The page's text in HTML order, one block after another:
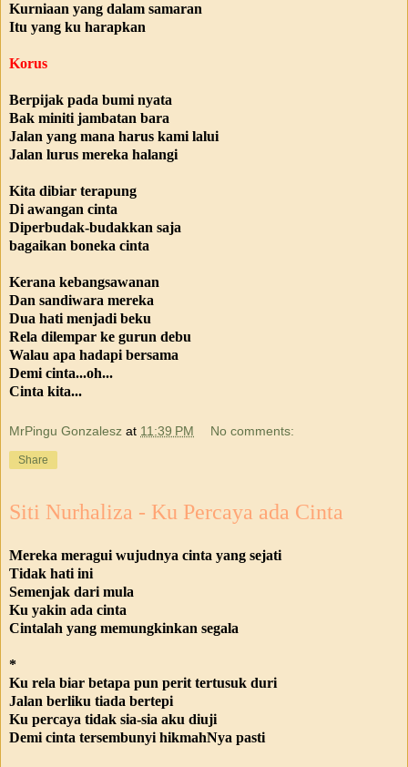
Kurniaan yang dalam samaran
Itu yang ku harapkan
Korus
Berpijak pada bumi nyata
Bak miniti jambatan bara
Jalan yang mana harus kami lalui
Jalan lurus mereka halangi
Kita dibiar terapung
Di awangan cinta
Diperbudak-budakkan saja
bagaikan boneka cinta
Kerana kebangsawanan
Dan sandiwara mereka
Dua hati menjadi beku
Rela dilempar ke gurun debu
Walau apa hadapi bersama
Demi cinta...oh...
Cinta kita...
MrPingu Gonzalesz at 11:39 PM No comments:
Share
Siti Nurhaliza - Ku Percaya ada Cinta
Mereka meragui wujudnya cinta yang sejati
Tidak hati ini
Semenjak dari mula
Ku yakin ada cinta
Cintalah yang memungkinkan segala
*
Ku rela biar betapa pun perit tertusuk duri
Jalan berliku tiada bertepi
Ku percaya tidak sia-sia aku diuji
Demi cinta tersembunyi hikmahNya pasti